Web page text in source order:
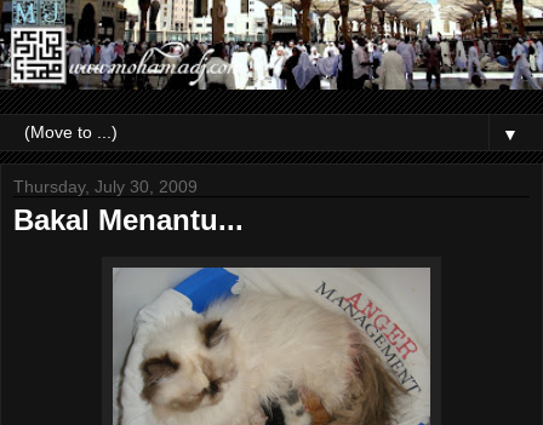
▼
Thursday, July 30, 2009
Bakal Menantu...